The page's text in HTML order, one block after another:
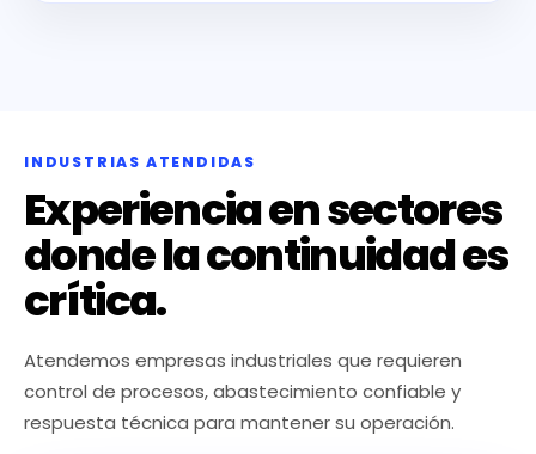
INDUSTRIAS ATENDIDAS
Experiencia en sectores
donde la continuidad es
crítica.
Atendemos empresas industriales que requieren
control de procesos, abastecimiento confiable y
respuesta técnica para mantener su operación.